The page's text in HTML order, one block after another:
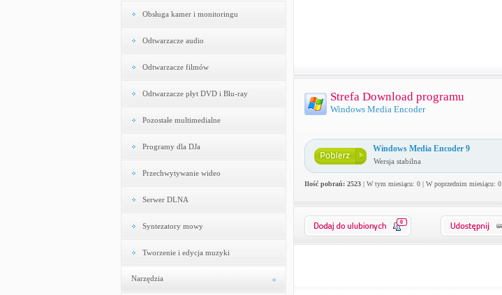
Obsługa kamer i monitoringu
Odtwarzacze audio
Odtwarzacze filmów
Odtwarzacze płyt DVD i Blu-ray
Pozostałe multimedialne
Programy dla DJa
Przechwytywanie wideo
Serwer DLNA
Syntezatory mowy
Tworzenie i edycja muzyki
Narzędzia
Strefa Download programu
Windows Media Encoder
Windows Media Encoder 9
Wersja stabilna
Ilość pobrań: 2523| W tym miesiącu: 0 | W poprzednim miesiącu: 0
0